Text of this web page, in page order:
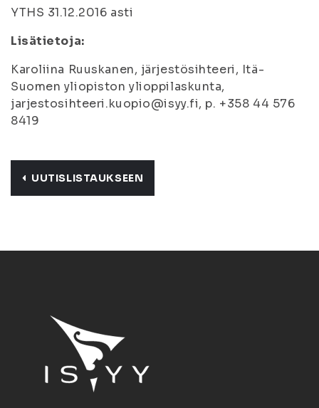
YTHS 31.12.2016 asti
Lisätietoja:
Karoliina Ruuskanen, järjestösihteeri, Itä-
Suomen yliopiston ylioppilaskunta,
jarjestosihteeri.kuopio@isyy.fi, p. +358 44 576
8419
UUTISLISTAUKSEEN